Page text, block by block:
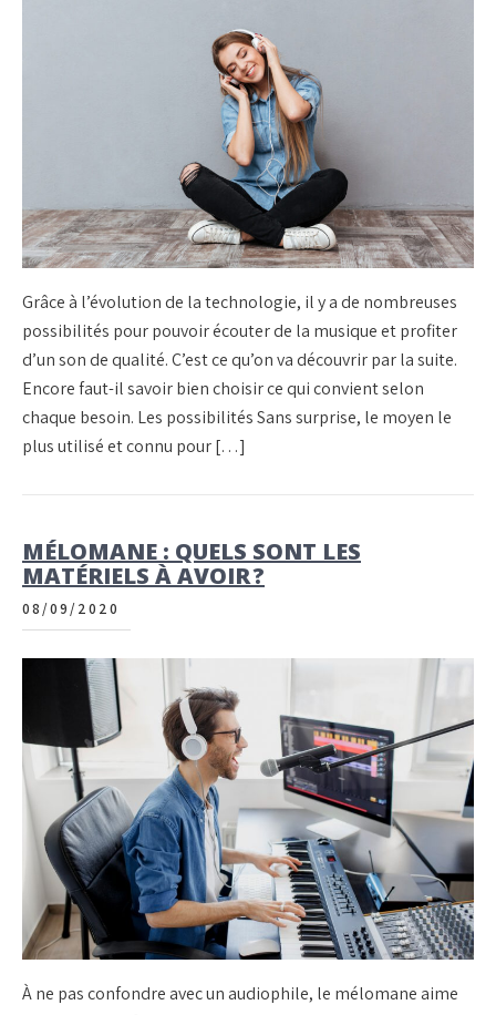
Grâce à l’évolution de la technologie, il y a de nombreuses
possibilités pour pouvoir écouter de la musique et profiter
d’un son de qualité. C’est ce qu’on va découvrir par la suite.
Encore faut-il savoir bien choisir ce qui convient selon
chaque besoin. Les possibilités Sans surprise, le moyen le
plus utilisé et connu pour […]
MÉLOMANE : QUELS SONT LES
MATÉRIELS À AVOIR ?
08/09/2020
À ne pas confondre avec un audiophile, le mélomane aime